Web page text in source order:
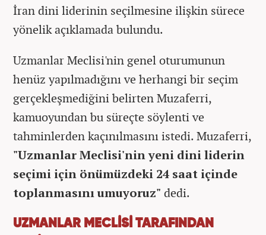
İran dini liderinin seçilmesine ilişkin sürece
yönelik açıklamada bulundu.
Uzmanlar Meclisi'nin genel oturumunun
henüz yapılmadığını ve herhangi bir seçim
gerçekleşmediğini belirten Muzaferri,
kamuoyundan bu süreçte söylenti ve
tahminlerden kaçınılmasını istedi. Muzaferri,
"Uzmanlar Meclisi'nin yeni dini liderin
seçimi için önümüzdeki 24 saat içinde
toplanmasını umuyoruz" dedi.
UZMANLAR MECLİSİ TARAFINDAN